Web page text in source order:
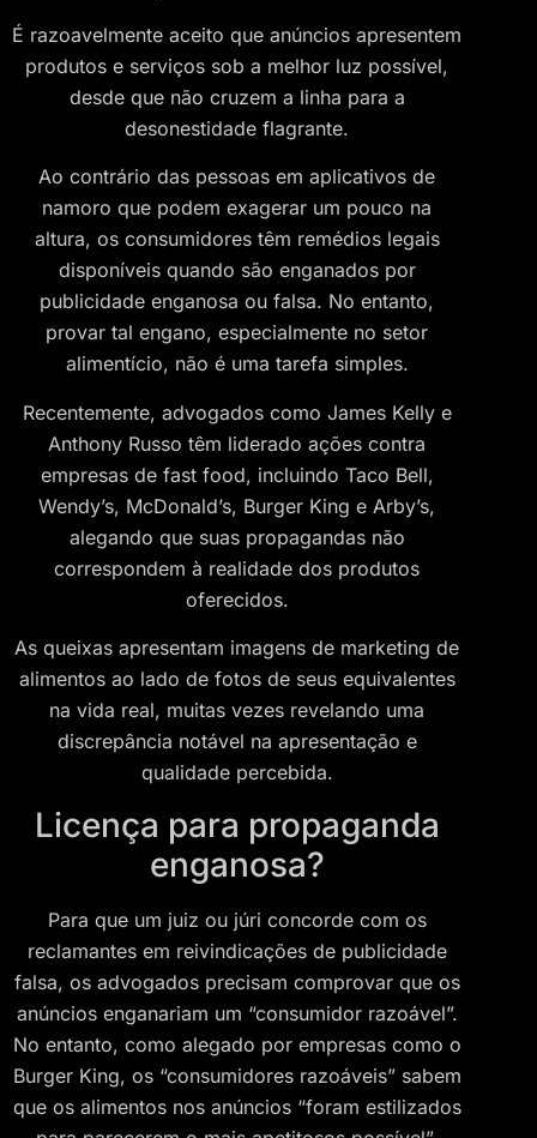
É razoavelmente aceito que anúncios apresentem
produtos e serviços sob a melhor luz possível,
desde que não cruzem a linha para a
desonestidade flagrante.
Ao contrário das pessoas em aplicativos de
namoro que podem exagerar um pouco na
altura, os consumidores têm remédios legais
disponíveis quando são enganados por
publicidade enganosa ou falsa. No entanto,
provar tal engano, especialmente no setor
alimentício, não é uma tarefa simples.
Recentemente, advogados como James Kelly e
Anthony Russo têm liderado ações contra
empresas de fast food, incluindo Taco Bell,
Wendy’s, McDonald’s, Burger King e Arby’s,
alegando que suas propagandas não
correspondem à realidade dos produtos
oferecidos.
As queixas apresentam imagens de marketing de
alimentos ao lado de fotos de seus equivalentes
na vida real, muitas vezes revelando uma
discrepância notável na apresentação e
qualidade percebida.
Licença para propaganda
enganosa?
Para que um juiz ou júri concorde com os
reclamantes em reivindicações de publicidade
falsa, os advogados precisam comprovar que os
anúncios enganariam um “consumidor razoável”.
No entanto, como alegado por empresas como o
Burger King, os “consumidores razoáveis” sabem
que os alimentos nos anúncios “foram estilizados